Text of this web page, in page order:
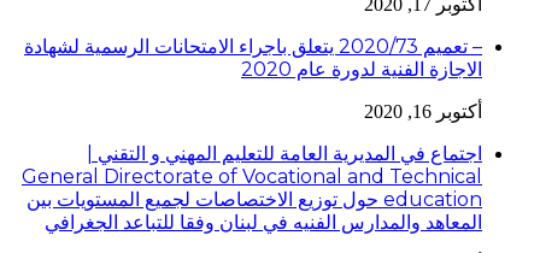
أكتوبر 17, 2020
– تعميم 2020/73 يتعلق باجراء الامتحانات الرسمية لشهادة
الاجازة الفنية لدورة عام 2020
أكتوبر 16, 2020
اجتماع في المديرية العامة للتعليم المهني و التقني |
General Directorate of Vocational and Technical
education حول توزيع الاختصاصات لجميع المستويات بين
المعاهد والمدارس الفنيه في لبنان وفقا للتباعد الجغرافي